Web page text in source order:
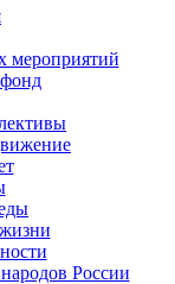
мероприятий
России